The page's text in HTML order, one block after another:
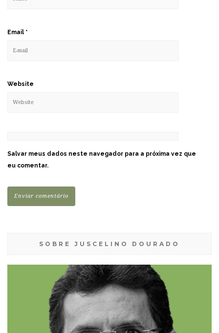
Email *
Website
Salvar meus dados neste navegador para a próxima vez que
eu comentar.
SOBRE JUSCELINO DOURADO